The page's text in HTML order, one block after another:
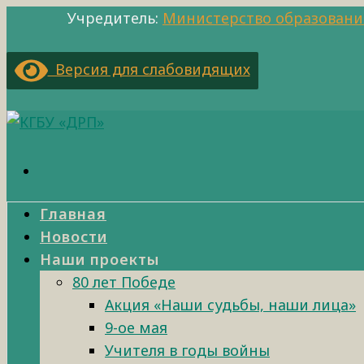
Учредитель: Министерство
Версия для слабовидящих
Главная
Новости
Наши проекты
80 лет Победе
Акция «Наши судьбы, наши лица»
9-ое мая
Учителя в годы войны